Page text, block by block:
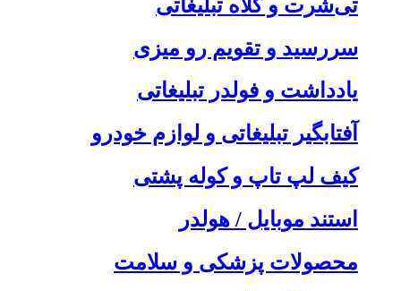
تی‌شرت و کلاه تبلیغاتی
سررسید و تقویم رو میزی
یادداشت و فولدر تبلیغاتی
آفتابگیر تبلیغاتی و لوازم خودرو
کیف لپ تاپ و کوله پشتی
استند موبایل / هولدر
محصولات پزشکی و سلامت